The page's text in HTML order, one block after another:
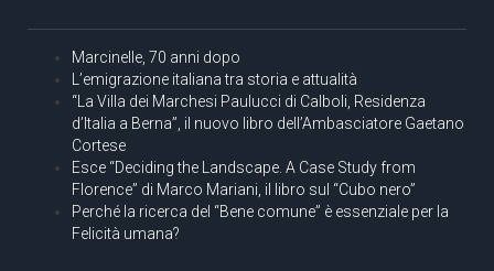
Marcinelle, 70 anni dopo
L’emigrazione italiana tra storia e attualità
“La Villa dei Marchesi Paulucci di Calboli, Residenza
d’Italia a Berna”, il nuovo libro dell’Ambasciatore Gaetano
Cortese
Esce “Deciding the Landscape. A Case Study from
Florence” di Marco Mariani, il libro sul “Cubo nero”
Perché la ricerca del “Bene comune” è essenziale per la
Felicità umana?